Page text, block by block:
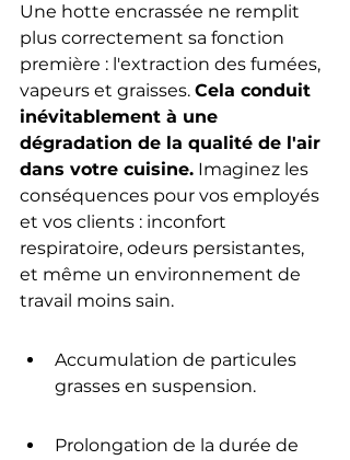
Une hotte encrassée ne remplit
plus correctement sa fonction
première : l'extraction des fumées,
vapeurs et graisses. Cela conduit
inévitablement à une
dégradation de la qualité de l'air
dans votre cuisine. Imaginez les
conséquences pour vos employés
et vos clients : inconfort
respiratoire, odeurs persistantes,
et même un environnement de
travail moins sain.
Accumulation de particules
grasses en suspension.
Prolongation de la durée de